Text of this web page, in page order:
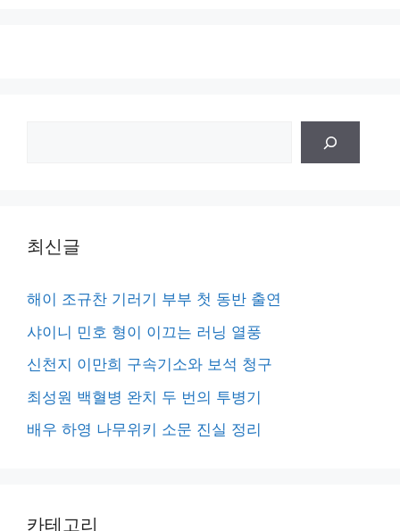
최신글
해이 조규찬 기러기 부부 첫 동반 출연
샤이니 민호 형이 이끄는 러닝 열풍
신천지 이만희 구속기소와 보석 청구
최성원 백혈병 완치 두 번의 투병기
배우 하영 나무위키 소문 진실 정리
카테고리